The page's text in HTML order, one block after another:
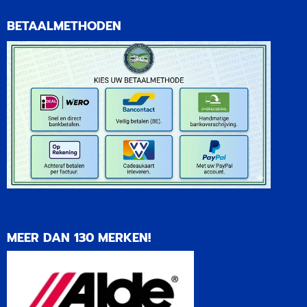
4.25 ...
BETAALMETHODEN
MEER DAN 130 MERKEN!